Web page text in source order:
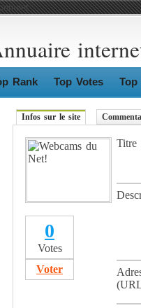
Rank Top Votes Top
Infos sur le site
0
Votes
Voter
Titre